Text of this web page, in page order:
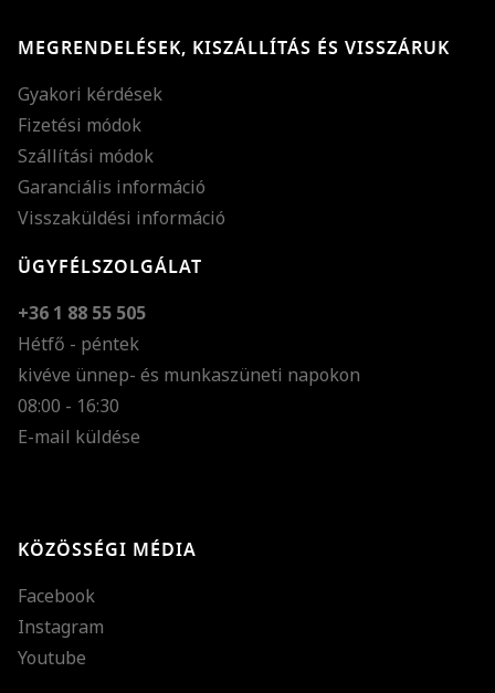
MEGRENDELÉSEK, KISZÁLLÍTÁS ÉS VISSZÁRUK
Gyakori kérdések
Fizetési módok
Szállítási módok
Garanciális információ
Visszaküldési információ
ÜGYFÉLSZOLGÁLAT
+36 1 88 55 505
Hétfő - péntek
kivéve ünnep- és munkaszüneti napokon
08:00 - 16:30
E-mail küldése
KÖZÖSSÉGI MÉDIA
Facebook
Instagram
Youtube